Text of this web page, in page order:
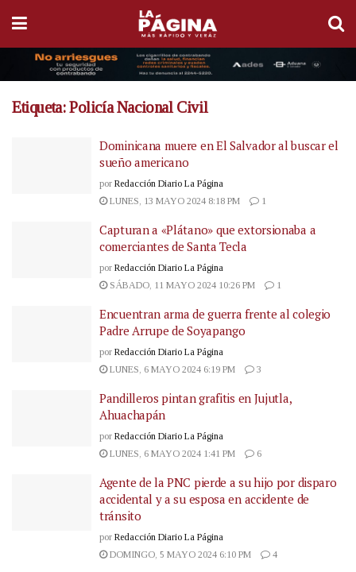
Etiqueta:Policía Nacional Civil
Dominicana muere en El Salvador al buscar el
sueño americano
por Redacción Diario La Página
LUNES, 13 MAYO 2024 8:18 PM
1
Capturan a «Plátano» que extorsionaba a
comerciantes de Santa Tecla
por Redacción Diario La Página
SÁBADO, 11 MAYO 2024 10:26 PM
1
Encuentran arma de guerra frente al colegio
Padre Arrupe de Soyapango
por Redacción Diario La Página
LUNES, 6 MAYO 2024 6:19 PM
3
Pandilleros pintan grafitis en Jujutla,
Ahuachapán
por Redacción Diario La Página
LUNES, 6 MAYO 2024 1:41 PM
6
Agente de la PNC pierde a su hijo por disparo
accidental y a su esposa en accidente de
tránsito
por Redacción Diario La Página
DOMINGO, 5 MAYO 2024 6:10 PM
4